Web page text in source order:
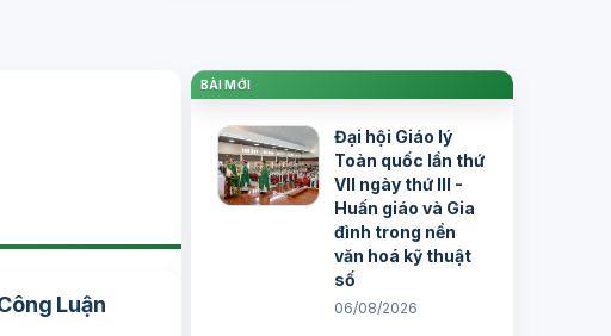
Luận
BÀI MỚI
Đại hội Giáo lý
Toàn quốc lần thứ
VII ngày thứ III -
Huấn giáo và Gia
đình trong nền
văn hoá kỹ thuật
số
06/08/2026